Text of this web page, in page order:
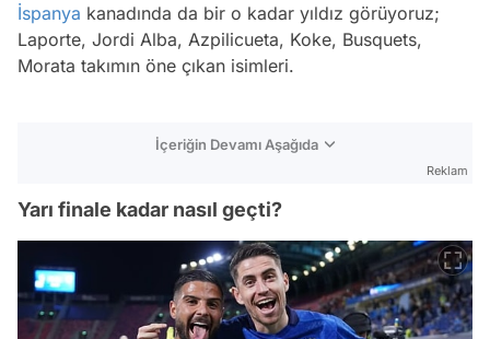
İspanya kanadında da bir o kadar yıldız görüyoruz;
Laporte, Jordi Alba, Azpilicueta, Koke, Busquets,
Morata takımın öne çıkan isimleri.
İçeriğin Devamı Aşağıda
Reklam
Yarı finale kadar nasıl geçti?